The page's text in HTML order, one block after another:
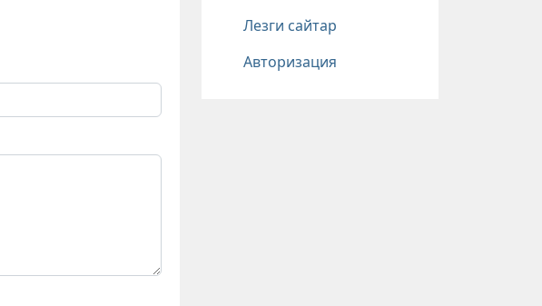
Лезги сайтар
Авторизация